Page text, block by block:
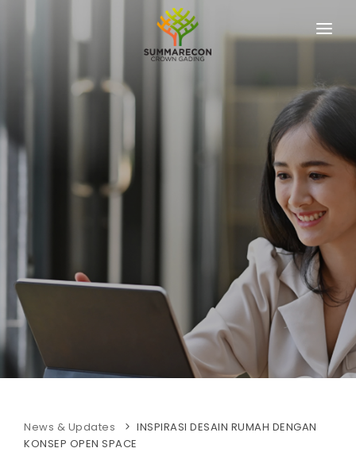
News & Updates
INSPIRASI DESAIN RUMAH DENGAN
KONSEP OPEN SPACE